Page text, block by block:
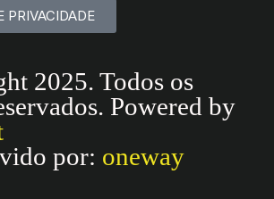
PRIVACIDADE
2025. Todos os
Powered by
por: oneway